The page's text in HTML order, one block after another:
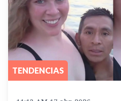
TENDENCIAS